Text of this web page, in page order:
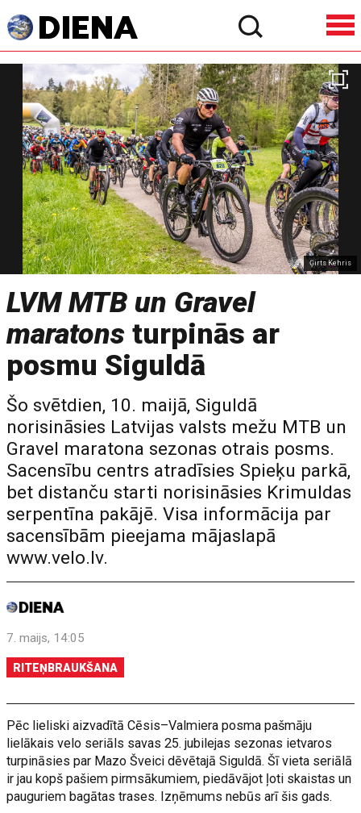
Ģirts Kehris
LVM MTB un Gravel
maratons turpinās ar
posmu Siguldā
Šo svētdien, 10. maijā, Siguldā
norisināsies Latvijas valsts mežu MTB un
Gravel maratona sezonas otrais posms.
Sacensību centrs atradīsies Spieķu parkā,
bet distanču starti norisināsies Krimuldas
serpentīna pakājē. Visa informācija par
sacensībām pieejama mājaslapā
www.velo.lv.
7. maijs, 14:05
RITEŅBRAUKŠANA
Pēc lieliski aizvadītā Cēsis–Valmiera posma pašmāju
lielākais velo seriāls savas 25. jubilejas sezonas ietvaros
turpināsies par Mazo Šveici dēvētajā Siguldā. Šī vieta seriālā
ir jau kopš pašiem pirmsākumiem, piedāvājot ļoti skaistas un
pauguriem bagātas trases. Izņēmums nebūs arī šis gads.